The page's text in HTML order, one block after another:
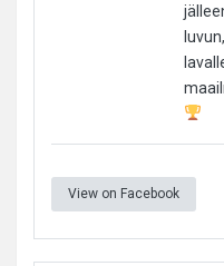
View on Facebook